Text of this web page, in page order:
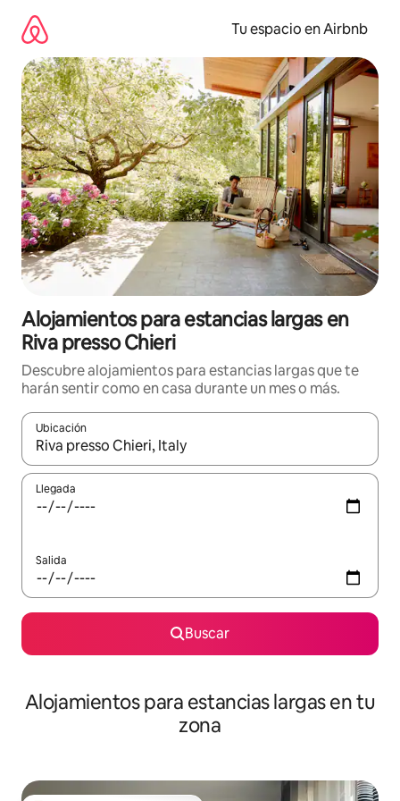
contenido
Tu espacio en Airbnb
Alojamientos para estancias largas en
Riva presso Chieri
Descubre alojamientos para estancias largas que te
harán sentir como en casa durante un mes o más.
Ubicación
Cuando los resultados estén disponibles, podrás navegar
Llegada
Salida
Buscar
Alojamientos para estancias largas en tu
zona